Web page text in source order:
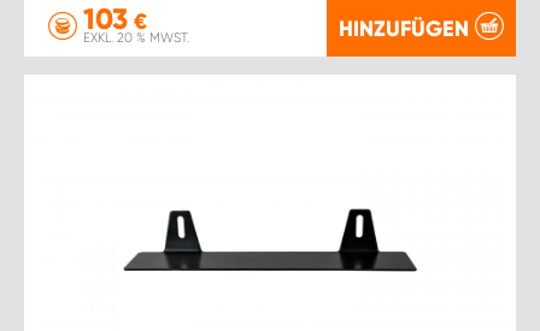
103 €
EXKL. 20 % MWST. HINZUFÜGEN